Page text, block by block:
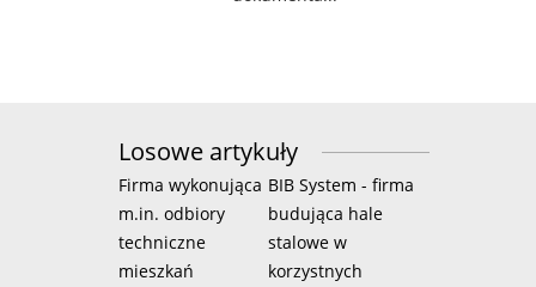
Losowe artykuły
Firma wykonująca
m.in. odbiory
techniczne
mieszkań
BIB System - firma
budująca hale
stalowe w
korzystnych